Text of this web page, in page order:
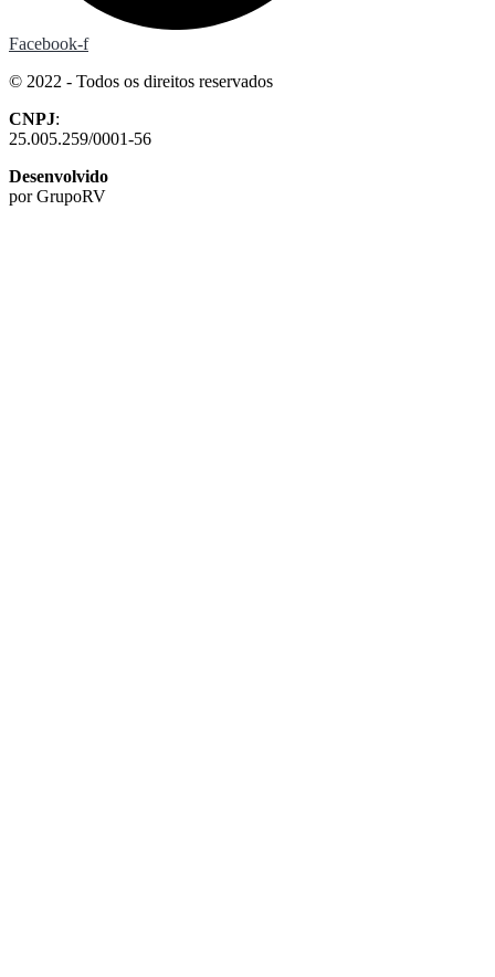
Facebook-f
© 2022 - Todos os direitos reservados
CNPJ:
25.005.259/0001-56
Desenvolvido
por GrupoRV